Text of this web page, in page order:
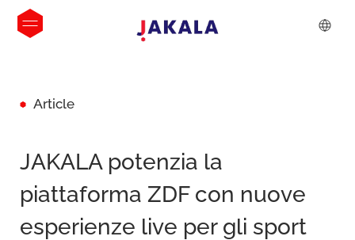
Article
JAKALA potenzia la
piattaforma ZDF con nuove
esperienze live per gli sport